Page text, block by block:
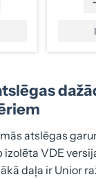
atslēgas
VDE
daļa ir Unior